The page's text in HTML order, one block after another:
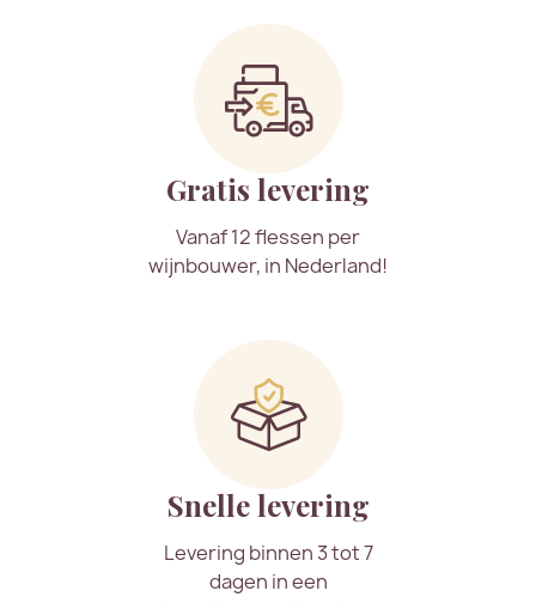
Gratis levering
Vanaf 12 flessen per
wijnbouwer, in Nederland!
Snelle levering
Levering binnen 3 tot 7
dagen in een